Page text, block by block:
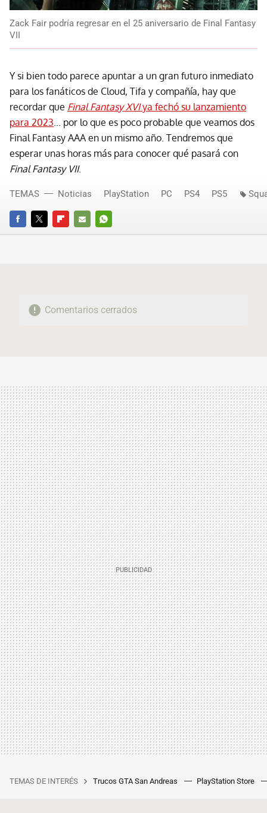
Zack Fair podría regresar en el 25 aniversario de Final Fantasy
VII
Y si bien todo parece apuntar a un gran futuro inmediato
para los fanáticos de Cloud, Tifa y compañía, hay que
recordar que Final Fantasy XVIya fechó su lanzamiento
para 2023 ... por lo que es poco probable que veamos dos
Final Fantasy AAA en un mismo año. Tendremos que
esperar unas horas más para conocer qué pasará con
Final Fantasy VII.
FACEBOOKTWITTERFLIPBOARD
E-
WHATSAPP
TEMAS Noticias PlayStation PC PS4 PS5
Comentarios cerrados
TEMAS DE INTERÉS Trucos GTA San Andreas PlayStation Store